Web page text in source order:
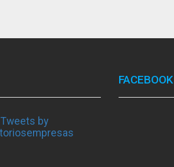
Tweets by
FACEBOOK